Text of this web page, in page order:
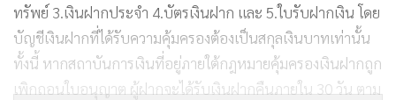
ทรัพย์ 3.เงินฝากประจำ 4.บัตรเงินฝาก และ 5.ใบรับฝากเงิน โดย
บัญชีเงินฝากที่ได้รับความคุ้มครองต้องเป็นสกุลเงินบาทเท่านั้น
ทั้งนี้ หากสถาบันการเงินที่อยู่ภายใต้กฎหมายคุ้มครองเงินฝากถูก
เพิกถอนใบอนุญาต ผู้ฝากจะได้รับเงินฝากคืนภายใน 30 วัน ตาม